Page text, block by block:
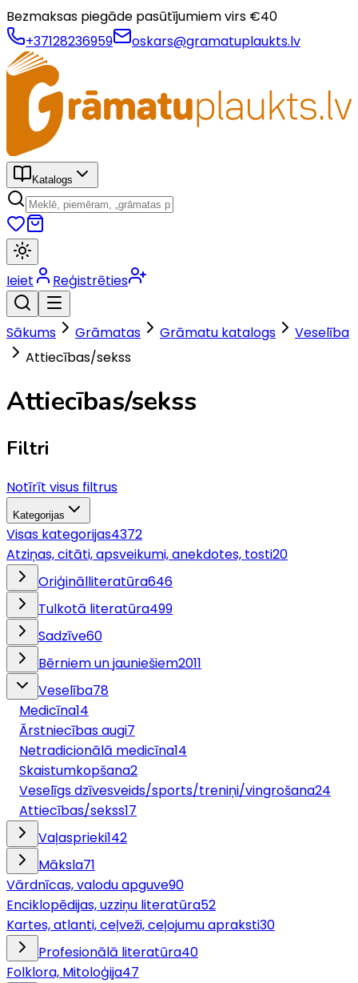
Bezmaksas piegāde pasūtījumiem virs €40
+37128236959
oskars@gramatuplaukts.lv
Katalogs
Ieiet Reģistrēties
Sākums Grāmatas Grāmatu katalogs
Veselība
Attiecības/sekss
Attiecības/sekss
Filtri
Notīrīt visus filtrus
Kategorijas
Visas kategorijas4372
Atziņas, citāti, apsveikumi, anekdotes, tosti20
Oriģinālliteratūra646
Tulkotā literatūra499
Sadzīve60
Bērniem un jauniešiem2011
Veselība78
Medicīna14
Ārstniecības augi7
Netradicionālā medicīna14
Skaistumkopšana2
Veselīgs dzīvesveids/sports/treniņi/vingrošana24
Attiecības/sekss17
Vaļasprieki142
Māksla71
Vārdnīcas, valodu apguve90
Enciklopēdijas, uzziņu literatūra52
Kartes, atlanti, ceļveži, ceļojumu apraksti30
Profesionālā literatūra40
Folklora, Mitoloģija47